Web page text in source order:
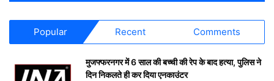
Popular Recent Comments
मुजफ्फरनगर में 6 साल की बच्ची की रेप के बाद हत्या, पुलिस ने
दिन निकलते ही कर दिया एनकाउंटर